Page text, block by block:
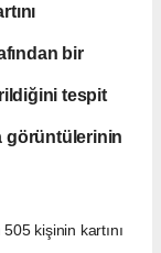
bir
tespit
görüntülerinin
kişinin kartını